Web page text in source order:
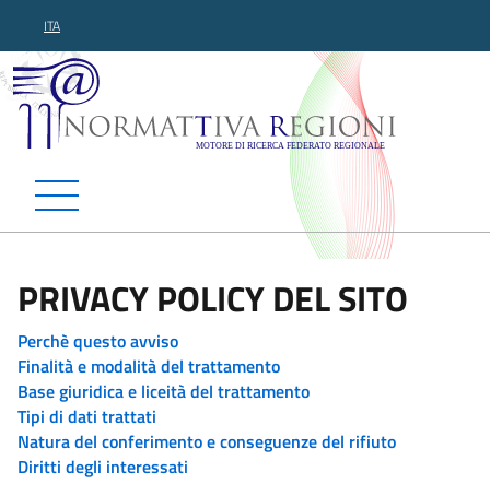
ITA
Normattiva Regioni -
PRIVACY POLICY DEL SITO
Perchè questo avviso
Finalità e modalità del trattamento
Base giuridica e liceità del trattamento
Tipi di dati trattati
Natura del conferimento e conseguenze del rifiuto
Diritti degli interessati